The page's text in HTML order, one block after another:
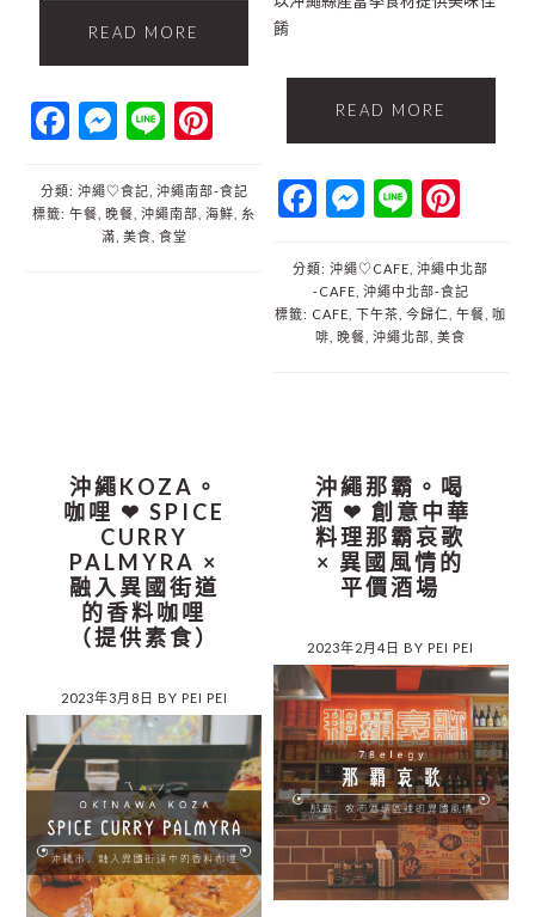
READ MORE
Facebook
Messenger
Line Pinterest
分類: 沖繩♡食記 沖繩南部‐食記
標籤:午餐 晚餐 ,沖繩南部 ,海鮮
糸
滿 美食 食堂
餚
READ MORE
Facebook
Messenger
Line
分類:沖繩♡CAFE ,沖繩中北部
‐CAFE 沖繩中北部‐食記
標籤: CAFE ,下午茶 ,今歸仁 ,午餐
咖
啡
晚餐 ,沖繩北部 ,美食
沖繩KOZA。
咖哩 ❤︎ SPICE
CURRY
PALMYRA ×
融入異國街道
的香料咖哩
（提供素食）
2023年3月8日 BY PEI PEI
沖繩那霸。喝
酒 ❤︎ 創意中華
料理那霸哀歌
× 異國風情的
平價酒場
2023年2月4日 BY PEI PEI